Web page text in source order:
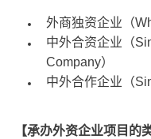
外商独资企业（
中外合资企业（
Company）
中外合作企业（
【承办外资企业项目的